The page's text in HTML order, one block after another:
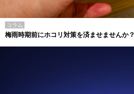
コラム
梅雨時期前にホコリ対策を済ませませんか？